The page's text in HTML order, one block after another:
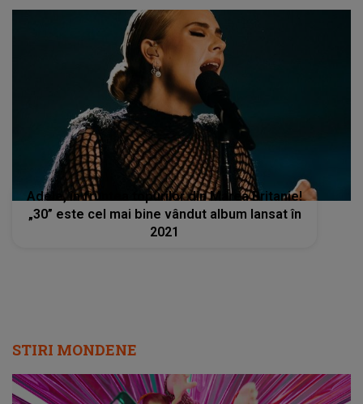
Adele, în fruntea topurilor din Marea Britanie!
„30” este cel mai bine vândut album lansat în
2021
STIRI MONDENE